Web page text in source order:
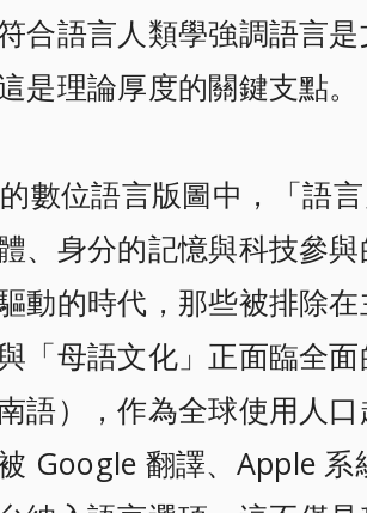
合語言人類學強調語言
是理論厚度的關鍵支點。
數位語言版圖中，「語
、身分的記憶與科技參
動的時代，那些被排除
「母語文化」正面臨全
南語），作為全球使用人
Google 翻譯、Apple